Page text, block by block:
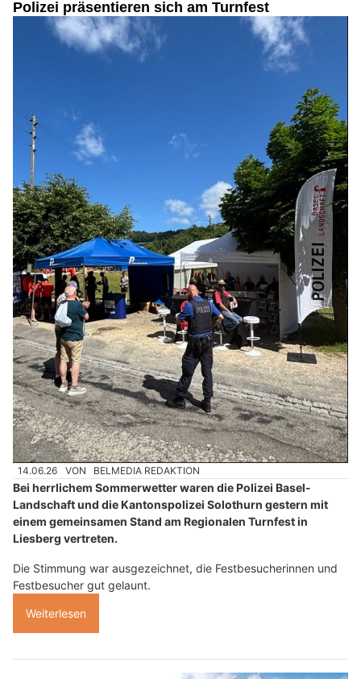
Polizei präsentieren sich am Turnfest
14.06.26 VON BELMEDIA REDAKTION
Bei herrlichem Sommerwetter waren die Polizei Basel-
Landschaft und die Kantonspolizei Solothurn gestern mit
einem gemeinsamen Stand am Regionalen Turnfest in
Liesberg vertreten.
Die Stimmung war ausgezeichnet, die Festbesucherinnen und
Festbesucher gut gelaunt.
Weiterlesen